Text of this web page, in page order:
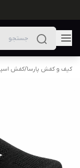
کیف و کفش پارسا/کفش